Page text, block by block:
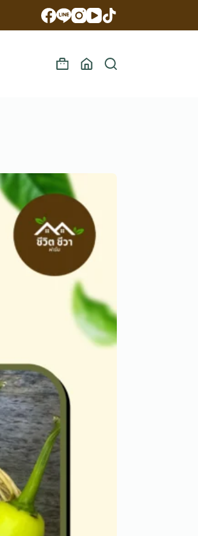
Shopping